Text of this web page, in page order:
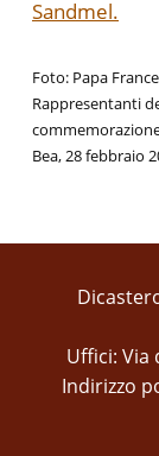
Sandmel.
Foto: Papa
Rappresentanti
Bea, 28 febbraio
Uffici: Via
Indirizzo